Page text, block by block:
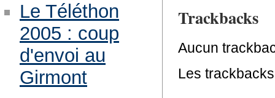
Trackbacks
Aucun
Les
Le Téléthon
2005 : coup
d'envoi au
Girmont